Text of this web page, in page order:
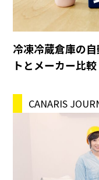
冷凍冷蔵倉庫の
トとメーカー比較
CANARIS